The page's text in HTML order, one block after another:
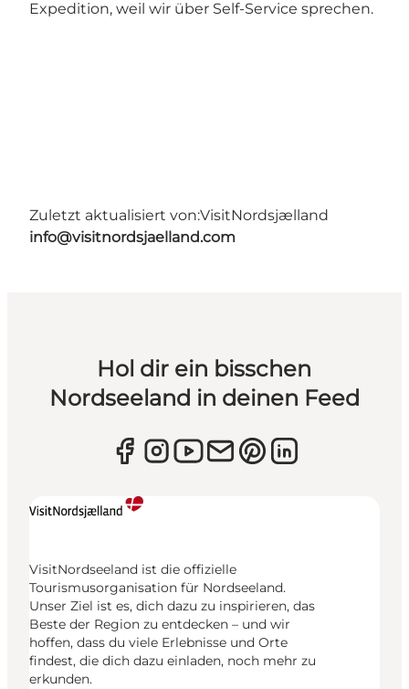
Expedition, weil wir über Self-Service sprechen.
Zuletzt aktualisiert von:VisitNordsjælland
info@visitnordsjaelland.com
Hol dir ein bisschen
Nordseeland in deinen Feed
VisitNordseeland ist die offizielle
Tourismusorganisation für Nordseeland.
Unser Ziel ist es, dich dazu zu inspirieren, das
Beste der Region zu entdecken – und wir
hoffen, dass du viele Erlebnisse und Orte
findest, die dich dazu einladen, noch mehr zu
erkunden.